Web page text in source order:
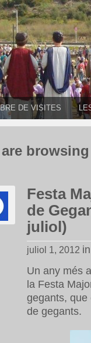
DE VISITES
Festa
de
juliol)
juliol 1, 2012
Un any més
la Festa
gegants, que
de gegants.